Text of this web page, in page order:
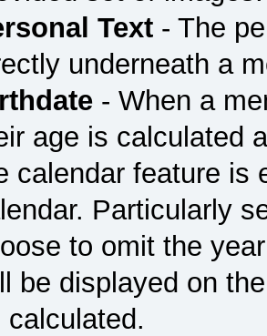
Text- The
underneath a
- When a
age is calculated
calendar feature is
Particularly
to omit the
be displayed on
calculated.